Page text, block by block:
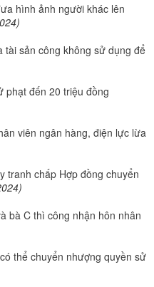
hình ảnh người khác lên
tài sản công không sử dụng để
phạt đến 20 triệu đồng
viên ngân hàng, điện lực lừa
tranh chấp Hợp đồng chuyển
bà C thì công nhận hôn nhân
thể chuyển nhượng quyền sử